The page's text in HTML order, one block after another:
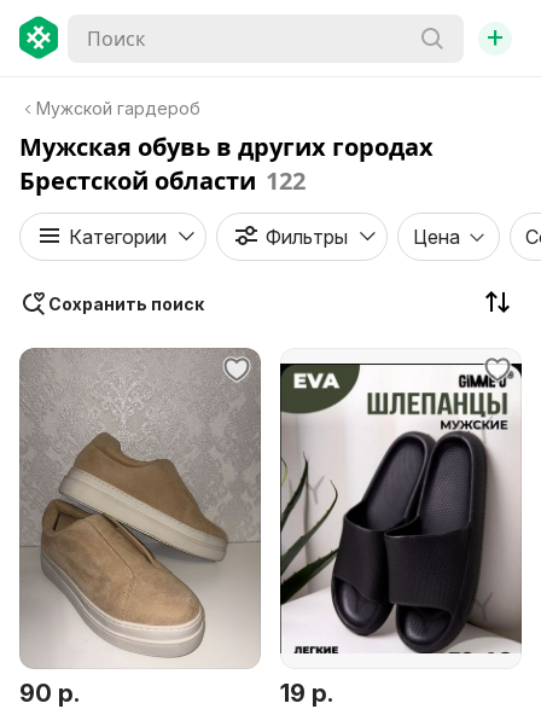
+
Мужской гардероб
Мужская обувь в других городах
Брестской области 122
Категории Фильтры Цена
Сохранить поиск
90 р. 19 р.